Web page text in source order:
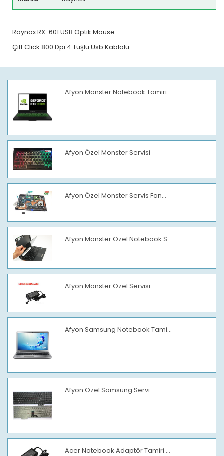
Raynox RX-601 USB Optik Mouse
Çift Click 800 Dpi 4 Tuşlu Usb Kablolu
Afyon Monster Notebook Tamiri
Afyon Özel Monster Servisi
Afyon Özel Monster Servis Fan...
Afyon Monster Özel Notebook S...
Afyon Monster Özel Servisi
Afyon Samsung Notebook Tami...
Afyon Özel Samsung Servi...
Acer Notebook Adaptör Tamiri ...